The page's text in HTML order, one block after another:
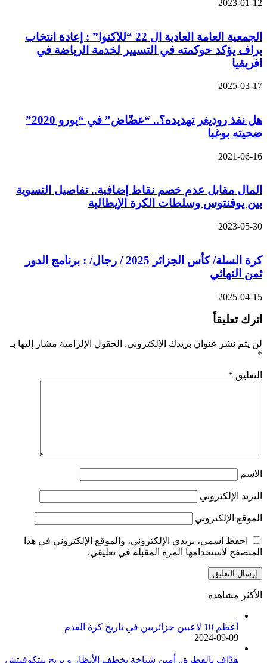
2023-01-12
الجمعية العامة العادية ال 22 “للاكنوا” : إعادة انتخاب
براف يؤكد حوكمته في التسيير لخدمة الرياضة في
افريقيا
2025-03-17
هل نفذ روديغر تهديده؟.. “عضّاض” في “يورو 2020”
ضحيته بوغبا
2021-06-16
المال مقابل عدم خصم نقاط إضافية.. تفاصيل التسوية
بين يوفنتوس وسلطات الكرة الإيطالية
2023-05-30
كرة السلة/ كأس الجزائر 2025 / رجال/ : برنامج الدور
ثمن النهائي
2025-04-15
اترك تعليقاً
لن يتم نشر عنوان بريدك الإلكتروني. الحقول الإلزامية مشار إليها بـ
*
التعليق *
الاسم
البريد الإلكتروني
الموقع الإلكتروني
احفظ اسمي، بريدي الإلكتروني، والموقع الإلكتروني في هذا
المتصفح لاستخدامها المرة المقبلة في تعليقي.
الأكثر مشاهدة
أعظم 10 لاعبين جزائريين في تاريخ كرة القدم
2024-09-09
هدّاف بالفطرة.. أمين شياخة يخطف الأنظار و يريح بيتكوفيتش